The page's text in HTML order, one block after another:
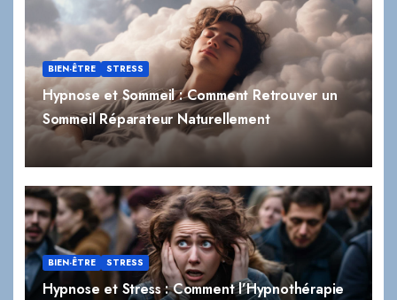
BIEN-ÊTRE STRESS
Hypnose et Sommeil : Comment Retrouver un
Sommeil Réparateur Naturellement
BIEN-ÊTRE STRESS
Hypnose et Stress : Comment l’Hypnothérapie